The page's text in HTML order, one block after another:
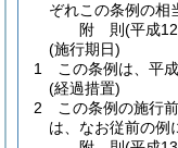
ぞれこの条例の相
附 則(平成
(施行期日)
1
この条例は、平
(経過措置)
2
この条例の施行
は、なお従前の例